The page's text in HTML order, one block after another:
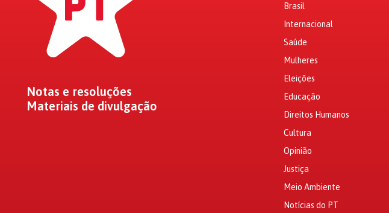
Notas e resoluções
Materiais de divulgação
Brasil
Internacional
Saúde
Mulheres
Eleições
Educação
Direitos Humanos
Cultura
Opinião
Justiça
Meio Ambiente
Notícias do PT